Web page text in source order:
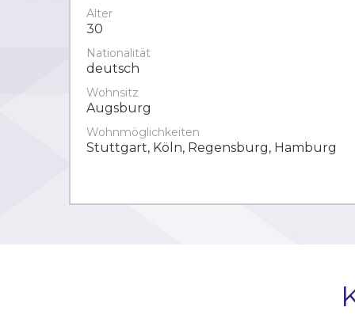
Alter
30
Nationalität
deutsch
Wohnsitz
Augsburg
Wohnmöglichkeiten
Stuttgart, Köln, Regensburg, Hamburg